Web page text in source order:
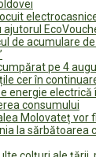
de acumulare
pe 4
cer în
energie electrică
consumului
Molovateț vor
la sărbătoarea